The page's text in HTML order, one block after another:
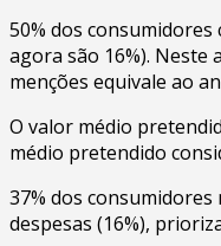
50% dos
agora são 16%). Neste
menções equivale ao
O valor médio
médio pretendido
37% dos
despesas (16%),